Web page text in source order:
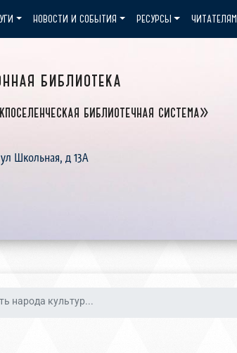
библиотека
библиотечная система»
Школьная, д 13А
НОВОСТИ И СОБЫТИЯ РЕСУРСЫ ЧИТАТЕЛЯМ
народа культур...